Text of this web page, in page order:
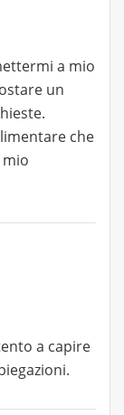
a mio
un
che
a capire